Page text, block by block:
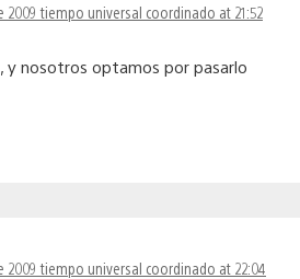
2009 tiempo universal coordinado at 21:52
y nosotros optamos por pasarlo
2009 tiempo universal coordinado at 22:04